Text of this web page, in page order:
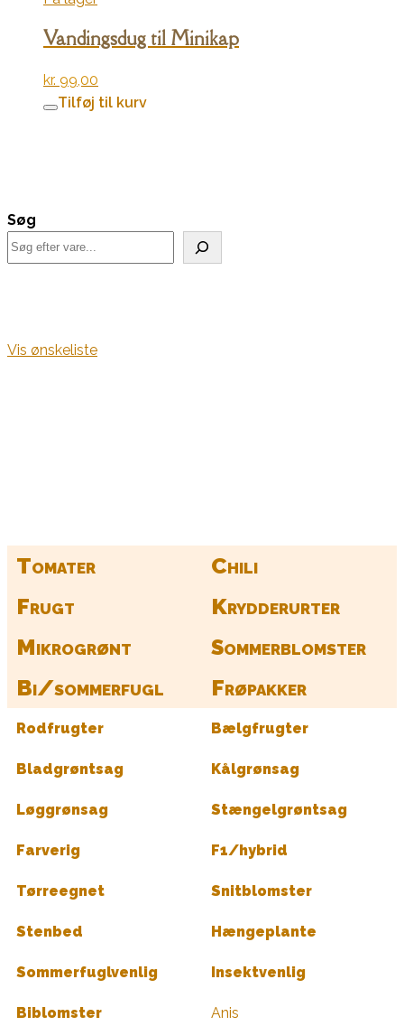
Vandingsdug til Minikap
kr. 99,00
Tilføj til kurv
Søg
Vis ønskeliste
Tomater
Chili
Frugt
Krydderurter
Mikrogrønt
Sommerblomster
Bi/sommerfugl
Frøpakker
Rodfrugter Bælgfrugter
Bladgrøntsag Kålgrønsag
Løggrønsag Stængelgrøntsag
Farverig F1/hybrid
Tørreegnet Snitblomster
Stenbed Hængeplante
Sommerfuglvenlig Insektvenlig
Biblomster Anis